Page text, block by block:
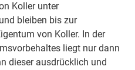
Koller unter
bleiben bis zur
von Koller. In der
liegt nur dann
dieser ausdrücklich und